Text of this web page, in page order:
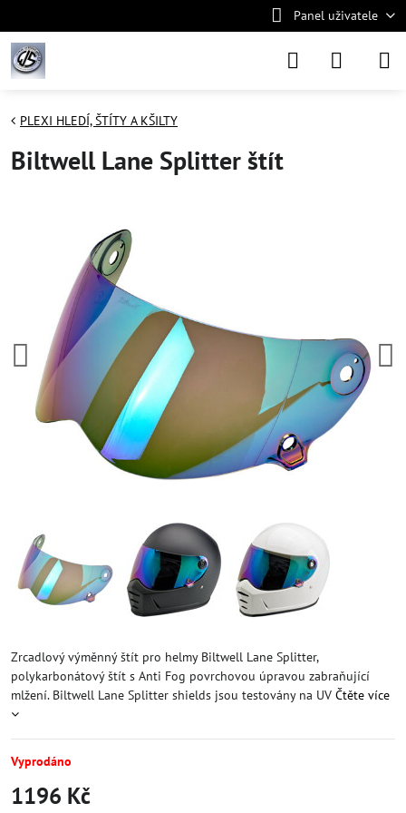
Panel uživatele
PLEXI HLEDÍ, ŠTÍTY A KŠILTY
Biltwell Lane Splitter štít
Zrcadlový výměnný štít pro helmy Biltwell Lane Splitter,
polykarbonátový štít s Anti Fog povrchovou úpravou zabraňující
mlžení. Biltwell Lane Splitter shields jsou testovány na UV Čtěte více
Vyprodáno
1196 Kč